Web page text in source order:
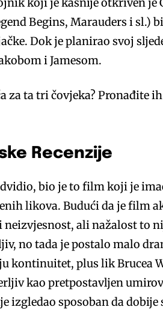
koji je kasnije otkriven je
Begins, Marauders i sl.)
Dok je planirao svoj
i Jamesom.
za ta tri čovjeka? Pronađite
Recenzije
bio je to film koji je
likova. Budući da je film
neizvjesnost, ali nažalost to
no tada je postalo malo
kontinuitet, plus lik Brucea
kao pretpostavljen
izgledao sposoban da